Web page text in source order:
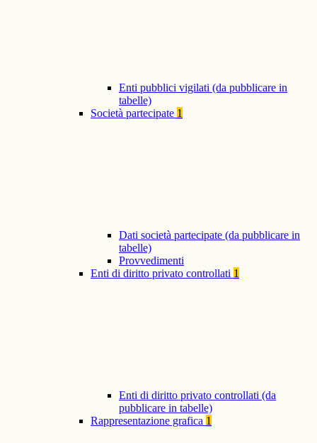
Enti pubblici vigilati (da pubblicare in
tabelle)
Società partecipate 1
Dati società partecipate (da pubblicare in
tabelle)
Provvedimenti
Enti di diritto privato controllati 1
Enti di diritto privato controllati (da
pubblicare in tabelle)
Rappresentazione grafica 1